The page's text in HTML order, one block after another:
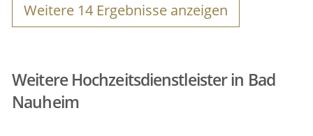
Weitere 14 Ergebnisse anzeigen
Weitere Hochzeitsdienstleister in Bad
Nauheim